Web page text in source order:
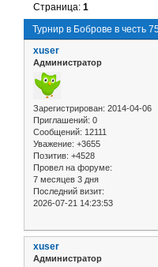
Турнир в Боброве в честь
Страница:1
xuser
Администратор
Зарегистрирован: 2014-04-06
Приглашений: 0
Сообщений: 12111
Уважение: +3655
Позитив: +4528
Провел на форуме:
7 месяцев 3 дня
Последний визит:
2026-07-21 14:23:53
xuser
Администратор